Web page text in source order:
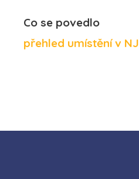
Co se povedlo
přehled umístění v NJ